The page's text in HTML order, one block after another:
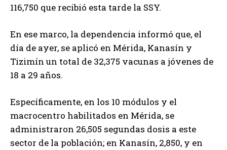
116,750 que recibió esta tarde la SSY.
En ese marco, la dependencia informó que, el
día de ayer, se aplicó en Mérida, Kanasín y
Tizimín un total de 32,375 vacunas a jóvenes de
18 a 29 años.
Específicamente, en los 10 módulos y el
macrocentro habilitados en Mérida, se
administraron 26,505 segundas dosis a este
sector de la población; en Kanasín, 2,850, y en